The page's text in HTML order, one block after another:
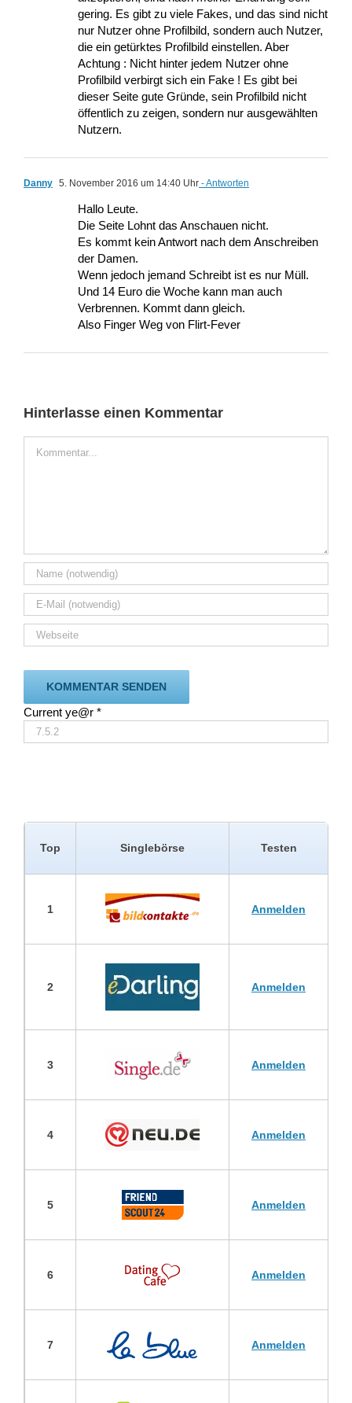
gering. Es gibt zu viele Fakes, und das sind nicht
nur Nutzer ohne Profilbild, sondern auch Nutzer,
die ein getürktes Profilbild einstellen. Aber
Achtung : Nicht hinter jedem Nutzer ohne
Profilbild verbirgt sich ein Fake ! Es gibt bei
dieser Seite gute Gründe, sein Profilbild nicht
öffentlich zu zeigen, sondern nur ausgewählten
Nutzern.
Danny 5. November 2016 um 14:40 Uhr - Antworten
Hallo Leute.
Die Seite Lohnt das Anschauen nicht.
Es kommt kein Antwort nach dem Anschreiben
der Damen.
Wenn jedoch jemand Schreibt ist es nur Müll.
Und 14 Euro die Woche kann man auch
Verbrennen. Kommt dann gleich.
Also Finger Weg von Flirt-Fever
Hinterlasse einen Kommentar
Current ye@r *
Top Singlebörse Testen
1 Anmelden
2 Anmelden
3 Anmelden
4 Anmelden
5 Anmelden
6 Anmelden
7 Anmelden